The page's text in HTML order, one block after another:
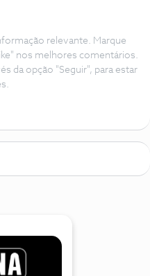
relevante. Marque
nos melhores comentários.
da opção "Seguir", para estar